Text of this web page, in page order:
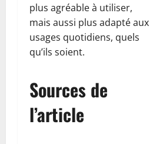
plus agréable à utiliser,
mais aussi plus adapté aux
usages quotidiens, quels
qu’ils soient.
Sources de
l’article